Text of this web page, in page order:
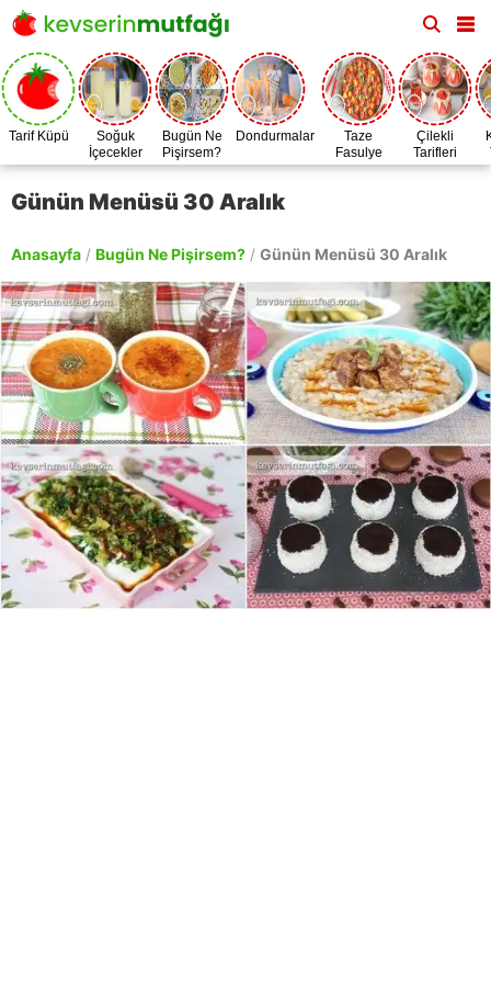
Tarif Küpü
Soğuk
İçecekler
Bugün Ne
Pişirsem?
Dondurmalar
Taze
Fasulye
Zamanı
Çilekli
Tarifleri
Günün Menüsü 30 Aralık
Anasayfa / Bugün Ne Pişirsem? / Günün Menüsü 30 Aralık